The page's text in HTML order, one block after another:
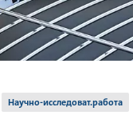
Научно-исследоват.работа